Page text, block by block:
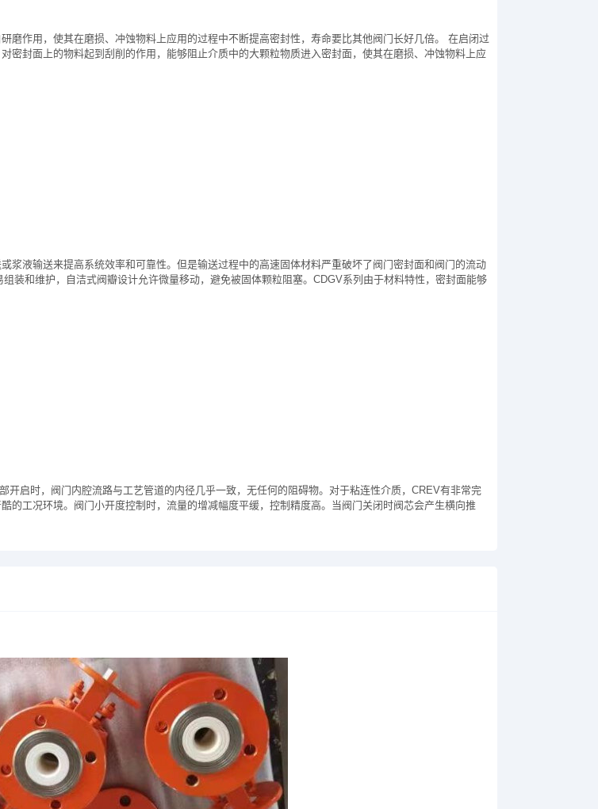
磨作用，使其在磨损、冲蚀物料上应用的过程中不断提高密封性，寿命要比其他阀门长好几倍。 在启闭过
密封面上的物料起到刮削的作用，能够阻止介质中的大颗粒物质进入密封面，使其在磨损、冲蚀物料上应
浆液输送来提高系统效率和可靠性。但是输送过程中的高速固体材料严重破坏了阀门密封面和阀门的流动
装和维护，自洁式阀瓣设计允许微量移动，避免被固体颗粒阻塞。CDGV系列由于材料特性，密封面能够
启时，阀门内腔流路与工艺管道的内径几乎一致，无任何的阻碍物。对于粘连性介质，CREV有非常完
的工况环境。阀门小开度控制时，流量的增减幅度平缓，控制精度高。当阀门关闭时阀芯会产生横向推